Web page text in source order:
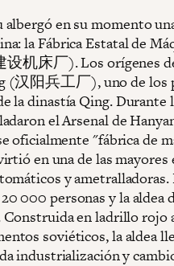
en su momento
la Fábrica Estatal de
机床厂). Los orígenes
(汉阳兵工厂), uno de
la dinastía Qing. Durante
el Arsenal de
oficialmente "fábrica de
en una de las
y ametralladoras.
20 000 personas y la
en ladrillo rojo
soviéticos, la aldea
industrialización y